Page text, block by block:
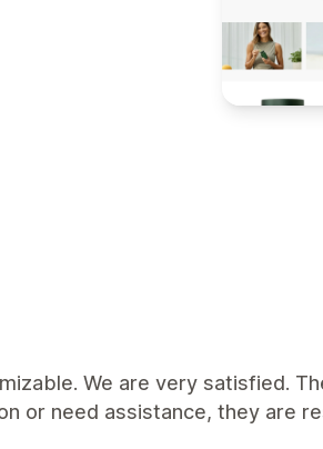
We are very satisfied.
or need assistance, they are